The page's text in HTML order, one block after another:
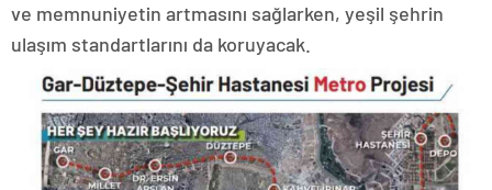
ve memnuniyetin artmasını sağlarken, yeşil şehrin
ulaşım standartlarını da koruyacak.